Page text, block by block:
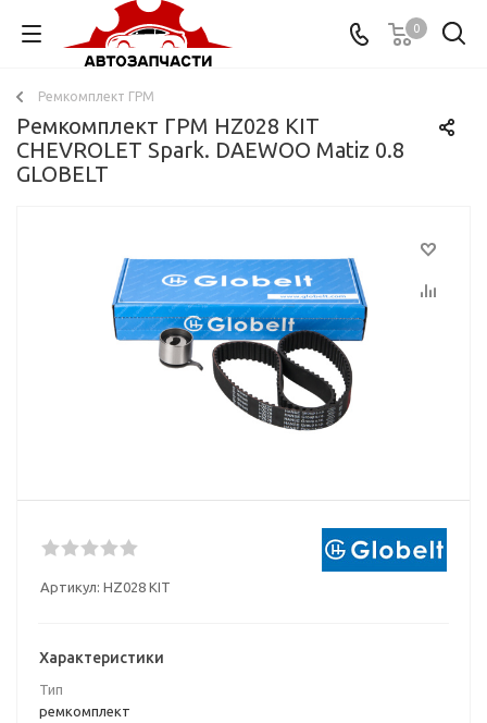
0
Ремкомплект ГРМ
Ремкомплект ГРМ HZ028 KIT
CHEVROLET Spark. DAEWOO Matiz 0.8
GLOBELT
Артикул: HZ028 KIT
Характеристики
Тип
ремкомплект